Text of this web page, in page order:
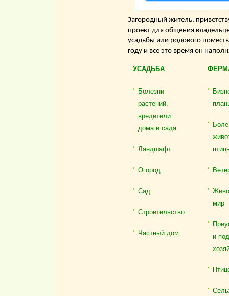
Загородный житель,
проект для общения
усадьбы или родового
году и все это время он
УСАДЬБА
Болезни
растений,
вредители
дома и сада
Ландшафт
Огород
Сад
Строительство
Частный дом
мир
и